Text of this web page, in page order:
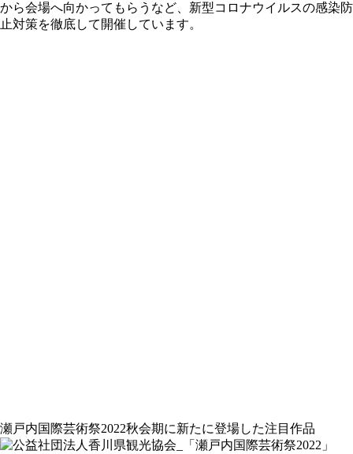
から会場へ向かってもらうなど、新型コロナウイルスの感染防
止対策を徹底して開催しています。
瀬戸内国際芸術祭2022秋会期に新たに登場した注目作品